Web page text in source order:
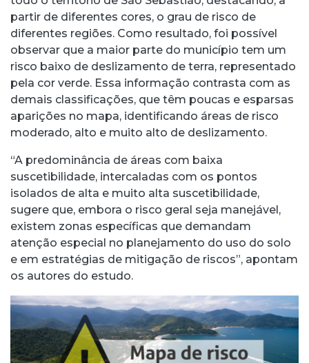
partir de diferentes cores, o grau de risco de
diferentes regiões. Como resultado, foi possível
observar que a maior parte do município tem um
risco baixo de deslizamento de terra, representado
pela cor verde. Essa informação contrasta com as
demais classificações, que têm poucas e esparsas
aparições no mapa, identificando áreas de risco
moderado, alto e muito alto de deslizamento.
“A predominância de áreas com baixa
suscetibilidade, intercaladas com os pontos
isolados de alta e muito alta suscetibilidade,
sugere que, embora o risco geral seja manejável,
existem zonas específicas que demandam
atenção especial no planejamento do uso do solo
e em estratégias de mitigação de riscos”, apontam
os autores do estudo.